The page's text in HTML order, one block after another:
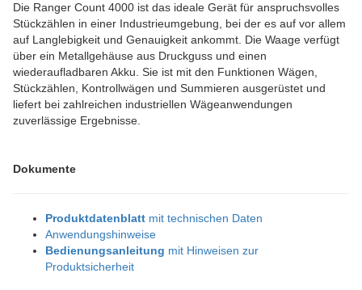
Die Ranger Count 4000 ist das ideale Gerät für anspruchsvolles
Stückzählen in einer Industrieumgebung, bei der es auf vor allem
auf Langlebigkeit und Genauigkeit ankommt. Die Waage verfügt
über ein Metallgehäuse aus Druckguss und einen
wiederaufladbaren Akku. Sie ist mit den Funktionen Wägen,
Stückzählen, Kontrollwägen und Summieren ausgerüstet und
liefert bei zahlreichen industriellen Wägeanwendungen
zuverlässige Ergebnisse.
Dokumente
Produktdatenblatt mit technischen Daten
Anwendungshinweise
Bedienungsanleitung mit Hinweisen zur
Produktsicherheit